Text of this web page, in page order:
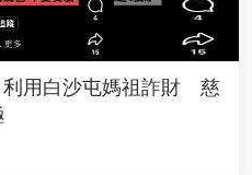
利用白沙屯媽祖詐財 慈